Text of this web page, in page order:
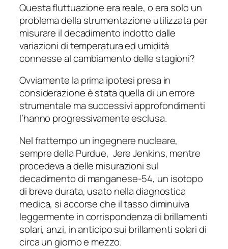
Questa fluttuazione era reale, o era solo un
problema della strumentazione utilizzata per
misurare il decadimento indotto dalle
variazioni di temperatura ed umidità
connesse al cambiamento delle stagioni?
Ovviamente la prima ipotesi presa in
considerazione è stata quella di un errore
strumentale ma successivi approfondimenti
l’hanno progressivamente esclusa.
Nel frattempo un ingegnere nucleare,
sempre della Purdue, Jere Jenkins, mentre
procedeva a delle misurazioni sul
decadimento di manganese-54, un isotopo
di breve durata, usato nella diagnostica
medica, si accorse che il tasso diminuiva
leggermente in corrispondenza di brillamenti
solari, anzi, in anticipo sui brillamenti solari di
circa un giorno e mezzo.